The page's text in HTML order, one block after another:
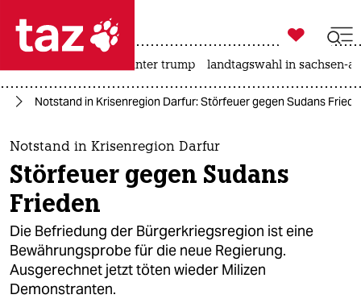
 taz zahl ich
taz zahl ich
themen
politik
öko
gesellschaft
kultur

taz zahl ich
usa unter trump landtagswahl in sachsen-
Notstand in Krisenregion Darfur: Störfeuer gegen Sudans
Notstand in Krisenregion Darfur
Störfeuer gegen Sudans
Frieden
Die Befriedung der Bürgerkriegsregion ist eine
Bewährungsprobe für die neue Regierung.
Ausgerechnet jetzt töten wieder Milizen
Demonstranten.